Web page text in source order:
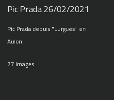
Pic Prada 26/02/2021
Pic Prada depuis "Lurgues" en
Aulon
77 Images